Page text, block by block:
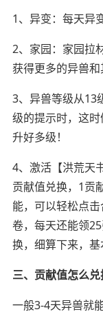
1、异变：每天异
2、家园：家园拉
获得更多的异兽和
3、异兽等级从13
级的提示时，这
升好多级！
4、激活【洪荒天
贡献值兑换，1贡
能，可以轻松点
卷，每天还能领
换，细算下来，基
三、贡献值怎么兑
一般3-4天异兽就